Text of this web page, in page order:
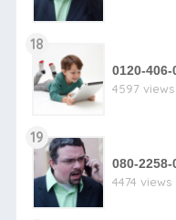
18
0120-
4597 views
19
080-
4474 views